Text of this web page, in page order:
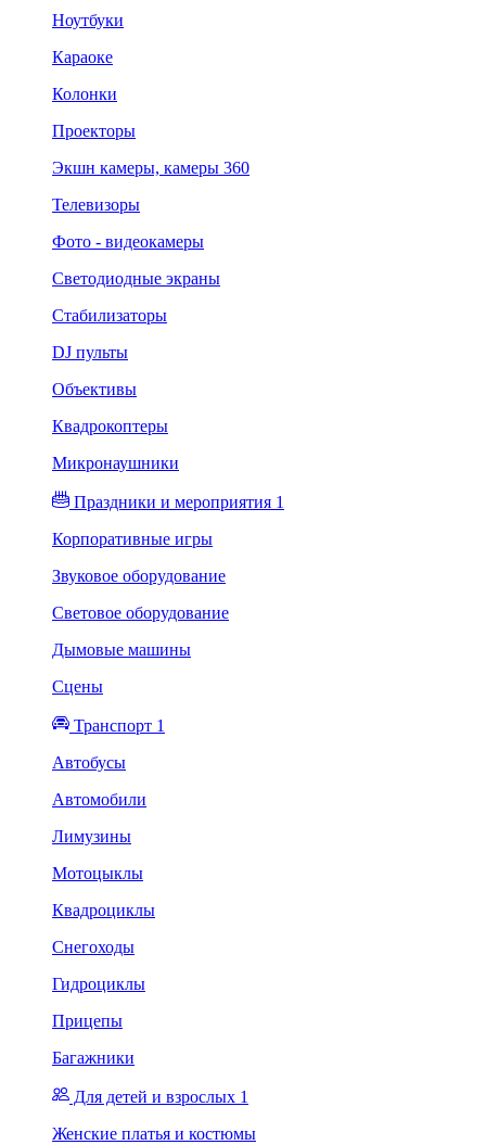
Ноутбуки
Караоке
Колонки
Проекторы
Экшн камеры, камеры 360
Телевизоры
Фото - видеокамеры
Светодиодные экраны
Стабилизаторы
DJ пульты
Объективы
Квадрокоптеры
Микронаушники
Праздники и мероприятия 1
Корпоративные игры
Звуковое оборудование
Световое оборудование
Дымовые машины
Сцены
Транспорт 1
Автобусы
Автомобили
Лимузины
Мотоцыклы
Квадроциклы
Снегоходы
Гидроциклы
Прицепы
Багажники
Для детей и взрослых 1
Женские платья и костюмы